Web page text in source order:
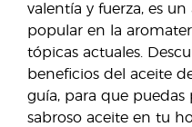
valentía y fuerza, es
popular en la
tópicas actuales.
beneficios del aceite
guía, para que
sabroso aceite en tu